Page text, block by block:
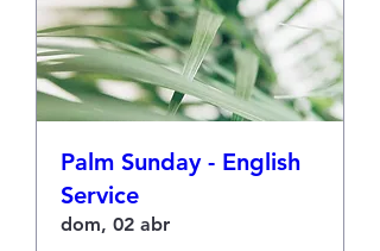
Palm Sunday - English
Service
dom, 02 abr